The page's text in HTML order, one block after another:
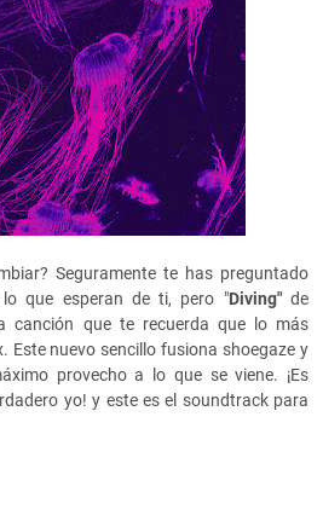
Seguramente te has preguntado
que esperan de ti, pero "Diving"de
canción que te recuerda que lo más
Este nuevo sencillo fusiona shoegaze y
provecho a lo que se viene. ¡Es
yo! y este es el soundtrack para